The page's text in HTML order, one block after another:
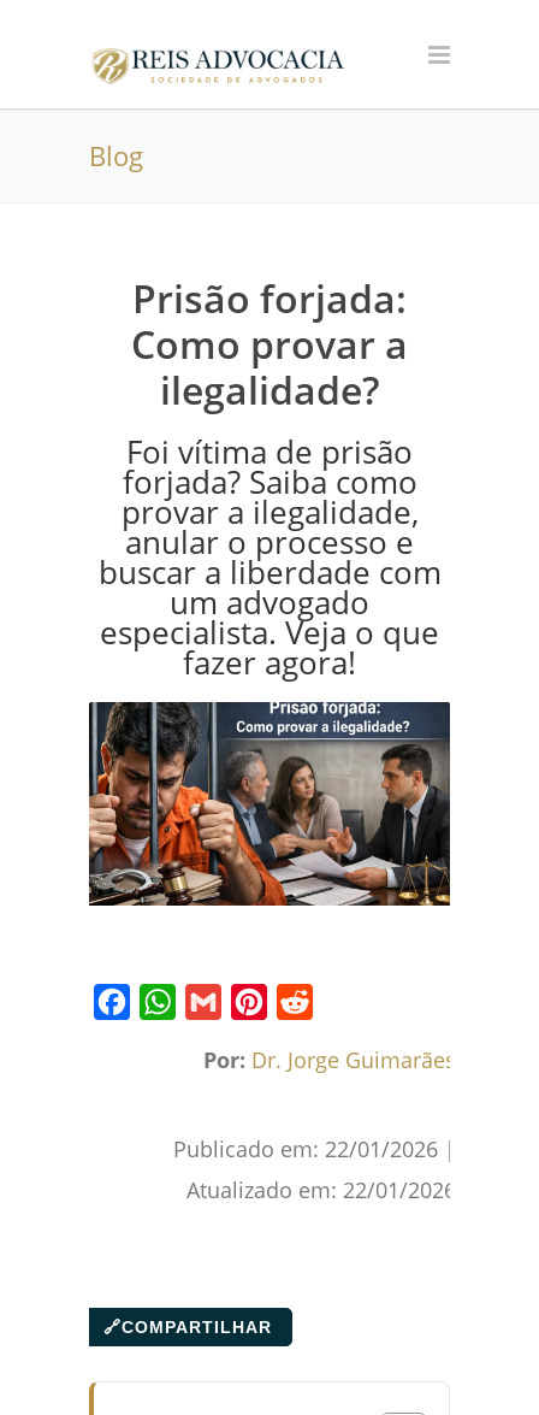
Blog
Prisão forjada:
Como provar a
ilegalidade?
Foi vítima de prisão
forjada? Saiba como
provar a ilegalidade,
anular o processo e
buscar a liberdade com
um advogado
especialista. Veja o que
fazer agora!
Por: Dr. Jorge Guimarães
Publicado em: 22/01/2026 |
Atualizado em: 22/01/2026
🔗COMPARTILHAR